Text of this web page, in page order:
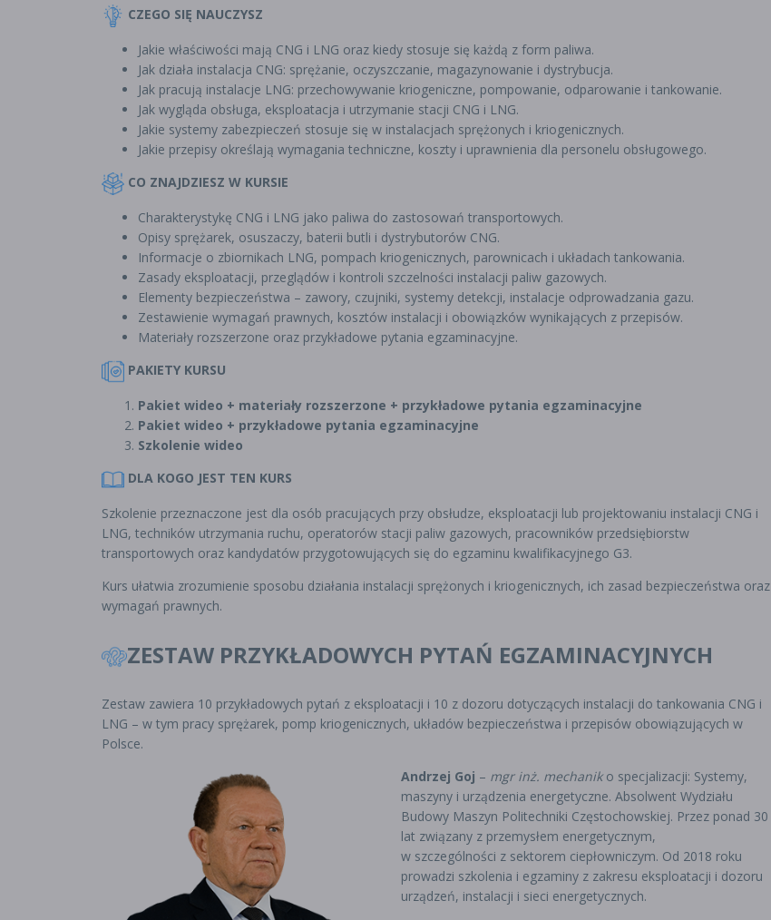
CZEGO SIĘ NAUCZYSZ
Jakie właściwości mają CNG i LNG oraz kiedy stosuje się każdą z form paliwa.
Jak działa instalacja CNG: sprężanie, oczyszczanie, magazynowanie i dystrybucja.
Jak pracują instalacje LNG: przechowywanie kriogeniczne, pompowanie, odparowanie i tankowanie.
Jak wygląda obsługa, eksploatacja i utrzymanie stacji CNG i LNG.
Jakie systemy zabezpieczeń stosuje się w instalacjach sprężonych i kriogenicznych.
Jakie przepisy określają wymagania techniczne, koszty i uprawnienia dla personelu obsługowego.
CO ZNAJDZIESZ W KURSIE
Charakterystykę CNG i LNG jako paliwa do zastosowań transportowych.
Opisy sprężarek, osuszaczy, baterii butli i dystrybutorów CNG.
Informacje o zbiornikach LNG, pompach kriogenicznych, parownicach i układach tankowania.
Zasady eksploatacji, przeglądów i kontroli szczelności instalacji paliw gazowych.
Elementy bezpieczeństwa – zawory, czujniki, systemy detekcji, instalacje odprowadzania gazu.
Zestawienie wymagań prawnych, kosztów instalacji i obowiązków wynikających z przepisów.
Materiały rozszerzone oraz przykładowe pytania egzaminacyjne.
PAKIETY KURSU
Pakiet wideo + materiały rozszerzone + przykładowe pytania egzaminacyjne
Pakiet wideo + przykładowe pytania egzaminacyjne
Szkolenie wideo
DLA KOGO JEST TEN KURS
Szkolenie przeznaczone jest dla osób pracujących przy obsłudze, eksploatacji lub projektowaniu instalacji CNG i
LNG, techników utrzymania ruchu, operatorów stacji paliw gazowych, pracowników przedsiębiorstw
transportowych oraz kandydatów przygotowujących się do egzaminu kwalifikacyjnego G3.
Kurs ułatwia zrozumienie sposobu działania instalacji sprężonych i kriogenicznych, ich zasad bezpieczeństwa oraz
wymagań prawnych.
ZESTAW PRZYKŁADOWYCH PYTAŃ EGZAMINACYJNYCH
Zestaw zawiera 10 przykładowych pytań z eksploatacji i 10 z dozoru dotyczących instalacji do tankowania CNG i
LNG – w tym pracy sprężarek, pomp kriogenicznych, układów bezpieczeństwa i przepisów obowiązujących w
Polsce.
Andrzej Goj – mgr inż. mechaniko specjalizacji: Systemy,
maszyny i urządzenia energetyczne. Absolwent Wydziału
Budowy Maszyn Politechniki Częstochowskiej. Przez ponad 30
lat związany z przemysłem energetycznym,
w szczególności z sektorem ciepłowniczym. Od 2018 roku
prowadzi szkolenia i egzaminy z zakresu eksploatacji i dozoru
urządzeń, instalacji i sieci energetycznych.